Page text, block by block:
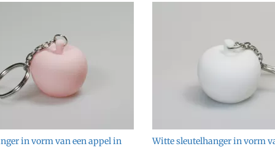
in vorm van een appel in
Witte sleutelhanger in vorm